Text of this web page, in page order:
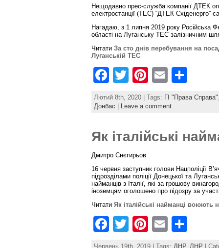
Нещодавно прес-служба компанії ДТЕК
електростанції (ТЕС) “ДТЕК Східенерго”
Нагадаю, з 1 липня 2019 року Російська
області на Луганську ТЕС залізничним
Читати За сто днів перебування на
Луганській ТЕС
F
a
c
b
o
o
k
T
w
itt
Pi
nt
er
st
E
m
ai
h
Лютий 8th, 2020 | Tags: ГІ "Права Справа"
Донбас | Leave a comment
Як італійські
Дмитро Снєгирьов
16 червня заступник голови Нацполіції
підрозділами поліції Донецької та
найманців з Італії, які за грошову
іноземцям оголошено про підозру за
Читати Як італійські найманці воюють
F
T
w
Pi
nt
E
m
h
Червень 19th, 2019 | Tags: ДНР, ЛНР |